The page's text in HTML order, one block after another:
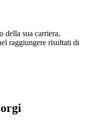
della sua carriera,
raggiungere risultati di